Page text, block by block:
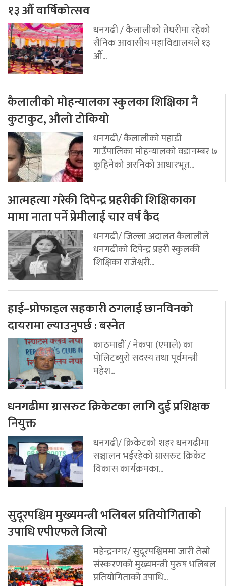
१३ औँ वार्षिकोत्सव
धनगढी / कैलालीको तेघरीमा रहेको
सैनिक आवासीय महाविद्यालयले १३
औँ...
कैलालीको मोहन्यालका स्कुलका शिक्षिका नै
कुटाकुट, औलो टोकियो
धनगढी/ कैलालीको पहाडी
गाउँपालिका मोहन्यालको वडानम्बर ७
कुहिनेको अरनिको आधारभूत...
आत्महत्या गरेकी दिपेन्द्र प्रहरीकी शिक्षिकाका
मामा नाता पर्ने प्रेमीलाई चार वर्ष कैद
धनगढी/ जिल्ला अदालत कैलालीले
धनगढीको दिपेन्द्र प्रहरी स्कुलकी
शिक्षिका राजेश्वरी...
हाई–प्रोफाइल सहकारी ठगलाई छानविनको
दायरामा ल्याउनुपर्छ : बस्नेत
काठमाडौं / नेकपा (एमाले) का
पोलिटब्युरो सदस्य तथा पूर्वमन्त्री
महेश...
धनगढीमा ग्रासरुट क्रिकेटका लागि दुई प्रशिक्षक
नियुक्त
धनगढी/ क्रिकेटको शहर धनगढीमा
सञ्चालन भईरहेको ग्रासरुट क्रिकेट
विकास कार्यक्रमका...
सुदूरपश्चिम मुख्यमन्त्री भलिबल प्रतियोगिताको
उपाधि एपीएफले जित्यो
महेन्द्रनगर/ सुदूरपश्चिममा जारी तेस्रो
संस्करणको मुख्यमन्त्री पुरुष भलिबल
प्रतियोगिताको उपाधि...